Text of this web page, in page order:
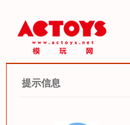
提示信息